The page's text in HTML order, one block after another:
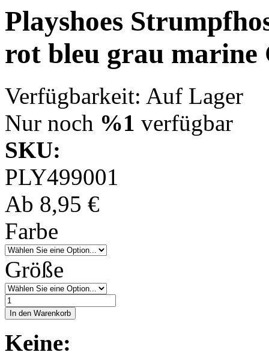
Playshoes
rot bleu grau marine
Verfügbarkeit: Auf Lager
Nur noch %1 verfügbar
SKU:
PLY499001
Ab 8,95 €
Farbe
Größe
In den Warenkorb
Keine: